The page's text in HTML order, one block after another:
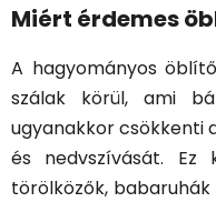
Miért érdemes
A hagyományos
szálak körül, ami
ugyanakkor csökkenti
és nedvszívását. Ez
törölközők,